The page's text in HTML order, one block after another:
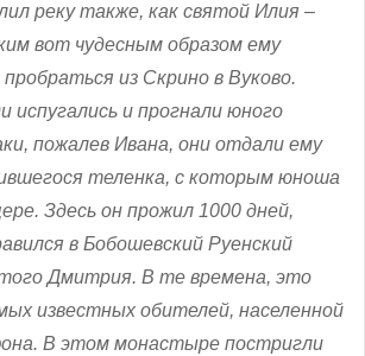
реку также, как святой Илия –
вот чудесным образом ему
из Скрино в Вуково.
испугались и прогнали юного
пожалев Ивана, они отдали ему
теленка, с которым юноша
Здесь он прожил 1000 дней,
в Бобошевский Руенский
Дмитрия. В те времена, это
известных обителей, населенной
В этом монастыре постригли